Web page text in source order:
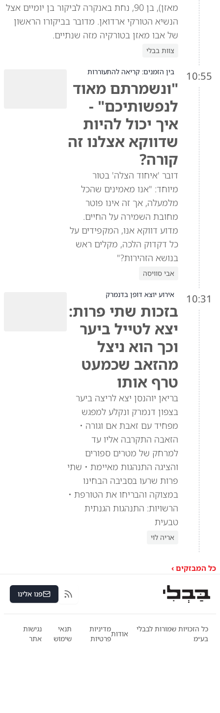
מאזן), בן 90, נחת באנקרה לביקור בן יומיים אצל
הנשיא הטורקי ארדואן. מדובר בביקורו הראשון
של אבו מאזן בטורקיה מזה שנתיים.
צוות בבלי
10:55 בין הזמנים: קריאה להתעוררות
"ונשמרתם מאוד
לנפשותיכם" -
איך יכול להיות
שדווקא אצלנו זה
קורה?
דובר 'איחוד הצלה' בטור
מיוחד: "אנו מאמינים שהכל
מלמעלה, אך זה אינו פוטר
מחובת השמירה על החיים.
מדוע דווקא אנו, המקפידים על
כל דקדוק הלכה, מקלים ראש
בנושא הזהירות?"
אבי סוויסה
10:31 אירוע יוצא דופן בדנמרק
בזכות שתי פרות:
יצא לטייל ביער
וכך הוא ניצל
מהזאב שכמעט
טרף אותו
בריאן יוהנסן יצא לריצה ביער
בצפון דנמרק ונקלע למפגש
מפחיד עם זאבת אם וגורה •
הזאבה התקרבה אליו עד
למרחק של מטרים ספורים
והציגה התנהגות מאיימת • שתי
פרות שרעו בסביבה הבחינו
במצוקה והבריחו את הטורפת •
הרשויות: התנהגות הגנתית
טבעית
אריה לוי
כל המבזקים ›
RSS פנו אלינו
כל הזכויות שמורות לבבלי
בע״מ
אודות
מדיניות
פרטיות
תנאי
שימוש
נגישות
אתר